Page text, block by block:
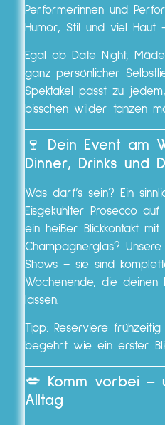
Performerinnen und
Humor, Stil und viel Haut
Egal ob Date Night,
ganz persönlicher
Spektakel passt zu
bisschen wilder tanzen
🍷
Dein Event am
Dinner, Drinks und
Was darf’s sein? Ein
Eisgekühlter Prosecco
ein heißer Blickkontakt
Champagnerglas?
Shows – sie sind
Wochenende, die deinen
lassen.
Tipp: Reserviere
begehrt wie ein erster
💋
Komm vorbei –
Alltag